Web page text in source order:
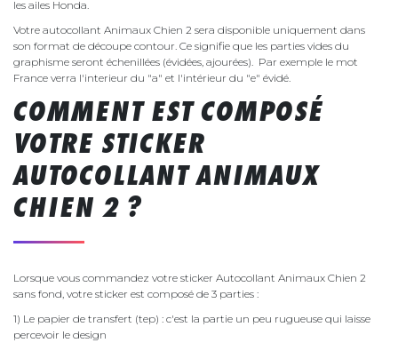
les ailes Honda.
Votre autocollant Animaux Chien 2 sera disponible uniquement dans
son format de découpe contour. Ce signifie que les parties vides du
graphisme seront échenillées (évidées, ajourées). Par exemple le mot
France verra l'interieur du "a" et l'intérieur du "e" évidé.
COMMENT EST COMPOSÉ
VOTRE STICKER
AUTOCOLLANT ANIMAUX
CHIEN 2 ?
Lorsque vous commandez votre sticker Autocollant Animaux Chien 2
sans fond, votre sticker est composé de 3 parties :
1) Le papier de transfert (tep) : c'est la partie un peu rugueuse qui laisse
percevoir le design